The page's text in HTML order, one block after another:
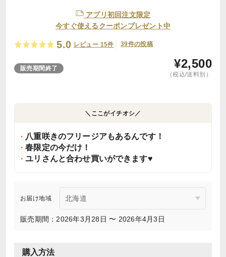
アプリ初回注文限定
今すぐ使えるクーポンプレゼント中
5.0 レビュー 15件 39件の投稿
販売期間終了 ¥2,500
（税込/送料別）
＼ここがイチオシ／
八重咲きのフリージアもあるんです！
春限定の今だけ！
ユリさんと合わせ買いができます♥
お届け地域
販売期間：2026年3月28日 〜 2026年4月3日
購入方法